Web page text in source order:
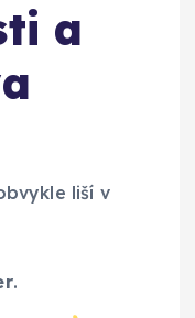
a
liší v
.